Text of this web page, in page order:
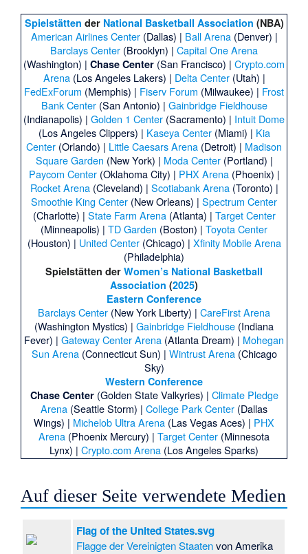
Spielstätten der National Basketball Association (NBA)
American Airlines Center(Dallas) | Ball Arena(Denver) |
Barclays Center (Brooklyn) | Capital One Arena
(Washington) | Chase Center (San Francisco) | Crypto.com
Arena(Los Angeles Lakers) | Delta Center(Utah) |
FedExForum (Memphis) | Fiserv Forum (Milwaukee) | Frost
Bank Center(San Antonio) | Gainbridge Fieldhouse
(Indianapolis) | Golden 1 Center (Sacramento) | Intuit Dome
(Los Angeles Clippers) | Kaseya Center(Miami) | Kia
Center (Orlando) | Little Caesars Arena (Detroit) | Madison
Square Garden (New York) | Moda Center(Portland) |
Paycom Center(Oklahoma City) | PHX Arena(Phoenix) |
Rocket Arena(Cleveland) | Scotiabank Arena(Toronto) |
Smoothie King Center (New Orleans) | Spectrum Center
(Charlotte) | State Farm Arena(Atlanta) | Target Center
(Minneapolis) | TD Garden (Boston) | Toyota Center
(Houston) | United Center(Chicago) | Xfinity Mobile Arena
(Philadelphia)
Spielstätten der Women’s National Basketball
Association (2025)
Eastern Conference
Barclays Center (New York Liberty) | CareFirst Arena
(Washington Mystics) | Gainbridge Fieldhouse (Indiana
Fever) | Gateway Center Arena (Atlanta Dream) | Mohegan
Sun Arena(Connecticut Sun) | Wintrust Arena(Chicago
Sky)
Western Conference
Chase Center(Golden State Valkyries) | Climate Pledge
Arena (Seattle Storm) | College Park Center (Dallas
Wings) | Michelob Ultra Arena (Las Vegas Aces) | PHX
Arena (Phoenix Mercury) | Target Center (Minnesota
Lynx) | Crypto.com Arena (Los Angeles Sparks)
Auf dieser Seite verwendete Medien
Flag of the United States.svg
Flagge der Vereinigten Staatenvon Amerika